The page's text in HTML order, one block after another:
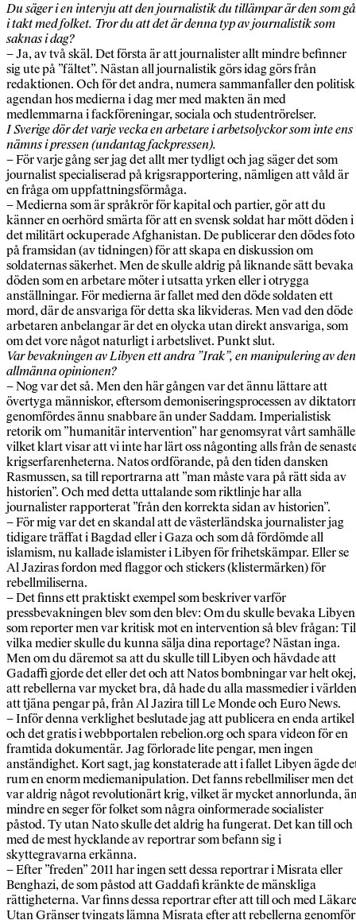
Du säger i en intervju att den journalistik du tillämpar är den som
i takt med folket. Tror du att det är denna typ av journalistik som
saknas i dag?
– Ja, av två skäl. Det första är att journalister allt mindre befinner
sig ute på ”fältet”. Nästan all journalistik görs idag görs från
redaktionen. Och för det andra, numera sammanfaller den
agendan hos medierna i dag mer med makten än med
medlemmarna i fackföreningar, sociala och studentrörelser.
I Sverige dör det varje vecka en arbetare i arbetsolyckor som inte ens
nämns i pressen (undantag fackpressen).
– För varje gång ser jag det allt mer tydligt och jag säger det som
journalist specialiserad på krigsrapportering, nämligen att våld är
en fråga om uppfattningsförmåga.
– Medierna som är språkrör för kapital och partier, gör att du
känner en oerhörd smärta för att en svensk soldat har mött döden i
det militärt ockuperade Afghanistan. De publicerar den dödes foto
på framsidan (av tidningen) för att skapa en diskussion om
soldaternas säkerhet. Men de skulle aldrig på liknande sätt bevaka
döden som en arbetare möter i utsatta yrken eller i otrygga
anställningar. För medierna är fallet med den döde soldaten ett
mord, där de ansvariga för detta ska likvideras. Men vad den döde
arbetaren anbelangar är det en olycka utan direkt ansvariga, som
om det vore något naturligt i arbetslivet. Punkt slut.
Var bevakningen av Libyen ett andra ”Irak”, en manipulering av den
allmänna opinionen?
– Nog var det så. Men den här gången var det ännu lättare att
övertyga människor, eftersom demoniseringsprocessen av
genomfördes ännu snabbare än under Saddam. Imperialistisk
retorik om ”humanitär intervention” har genomsyrat vårt
vilket klart visar att vi inte har lärt oss någonting alls från de
krigserfarenheterna. Natos ordförande, på den tiden dansken
Rasmussen, sa till reportrarna att ”man måste vara på rätt sida av
historien”. Och med detta uttalande som riktlinje har alla
journalister rapporterat ”från den korrekta sidan av historien”.
– För mig var det en skandal att de västerländska journalister jag
tidigare träffat i Bagdad eller i Gaza och som då fördömde all
islamism, nu kallade islamister i Libyen för frihetskämpar. Eller se
Al Jaziras fordon med flaggor och stickers (klistermärken) för
rebellmiliserna.
– Det finns ett praktiskt exempel som beskriver varför
pressbevakningen blev som den blev: Om du skulle bevaka Libyen
som reporter men var kritisk mot en intervention så blev frågan:
vilka medier skulle du kunna sälja dina reportage? Nästan inga.
Men om du däremot sa att du skulle till Libyen och hävdade att
Gadaffi gjorde det eller det och att Natos bombningar var helt okej,
att rebellerna var mycket bra, då hade du alla massmedier i världen
att tjäna pengar på, från Al Jazira till Le Monde och Euro News.
– Inför denna verklighet beslutade jag att publicera en enda artikel
och det gratis i webbportalen rebelion.org och spara videon för en
framtida dokumentär. Jag förlorade lite pengar, men ingen
anständighet. Kort sagt, jag konstaterade att i fallet Libyen ägde
rum en enorm mediemanipulation. Det fanns rebellmiliser men det
var aldrig något revolutionärt krig, vilket är mycket annorlunda,
mindre en seger för folket som några oinformerade socialister
påstod. Ty utan Nato skulle det aldrig ha fungerat. Det kan till och
med de mest hycklande av reportrar som befann sig i
skyttegravarna erkänna.
– Efter ”freden” 2011 har ingen sett dessa reportrar i Misrata eller
Benghazi, de som påstod att Gaddafi kränkte de mänskliga
rättigheterna. Var finns dessa reportrar efter att till och med Läkare
Utan Gränser tvingats lämna Misrata efter att rebellerna